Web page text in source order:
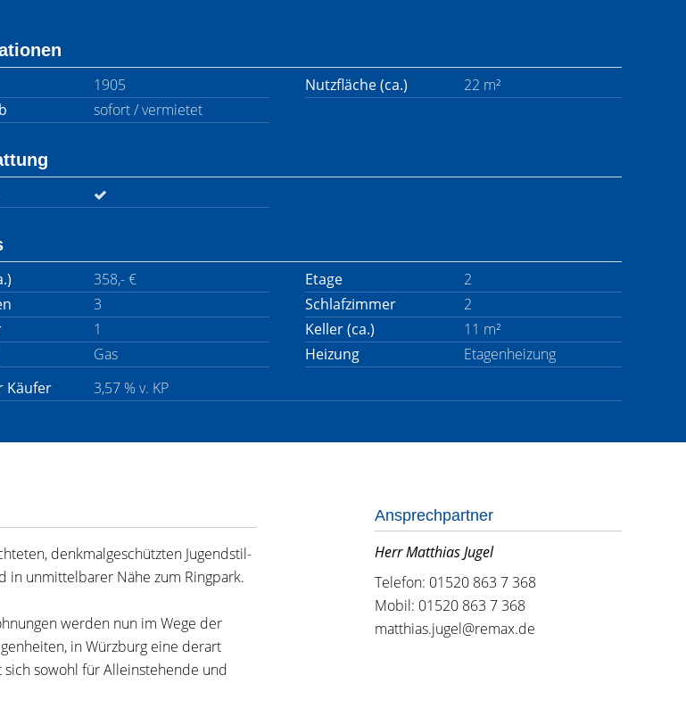
1905 Nutzfläche (ca.)
22 m²
sofort / vermietet
358,- € Etage
2
3 Schlafzimmer
2
1 Keller (ca.)
11 m²
Gas Heizung
Etagenheizung
Käufer
3,57 % v. KP
denkmalgeschützten Jugendstil-
in unmittelbarer Nähe zum Ringpark.
werden nun im Wege der
in Würzburg eine derart
sowohl für Alleinstehende und
Ansprechpartner
Herr Matthias Jugel
Telefon: 01520 863 7 368
Mobil: 01520 863 7 368
matthias.jugel@remax.de